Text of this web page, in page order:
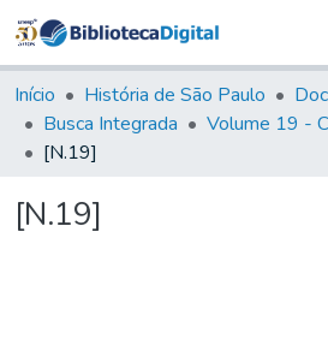
&
Coleções
Tudo na
Início História de São Paulo
Busca Integrada
[N.19]
[N.19]